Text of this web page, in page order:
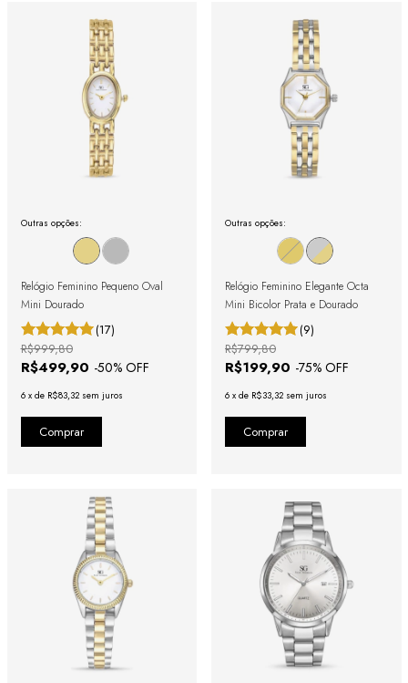
Outras opções:
Relógio Feminino Pequeno Oval
Mini Dourado
(17)
R$499,90 -50% OFF
R$999,80
6 x de R$83,32 sem juros
Outras opções:
Relógio Feminino Elegante Octa
Mini Bicolor Prata e Dourado
(9)
R$199,90 -75% OFF
R$799,80
6 x de R$33,32 sem juros